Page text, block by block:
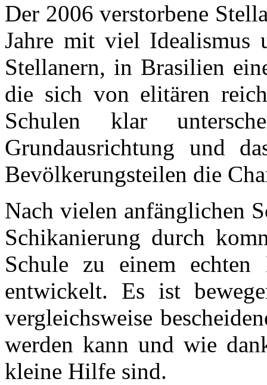
Der 2006 verstorbene
Jahre mit viel Idealismus
Stellanern, in Brasilien
die sich von elitären
Schulen klar
Grundausrichtung und
Bevölkerungsteilen die
Nach vielen anfänglichen
Schikanierung durch
Schule zu einem
entwickelt. Es ist
vergleichsweise
werden kann und wie
kleine Hilfe sind.